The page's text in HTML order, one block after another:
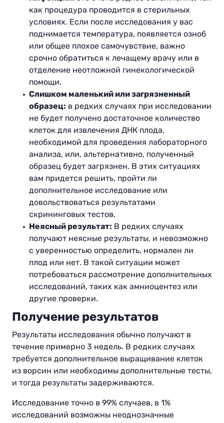
как процедура проводится в стерильных
условиях. Если после исследования у вас
поднимается температура, появляется озноб
или общее плохое самочувствие, важно
срочно обратиться к лечащему врачу или в
отделение неотложной гинекологической
помощи.
Слишком маленький или загрязненный
образец: в редких случаях при исследовании
не будет получено достаточное количество
клеток для извлечения ДНК плода,
необходимой для проведения лабораторного
анализа, или, альтернативно, полученный
образец будет загрязнен. В этих ситуациях
вам придется решить, пройти ли
дополнительное исследование или
довольствоваться результатами
скрининговых тестов.
Неясный результат: В редких случаях
получают неясные результаты, и невозможно
с уверенностью определить, нормален ли
плод или нет. В такой ситуации может
потребоваться рассмотрение дополнительных
исследований, таких как амниоцентез или
другие проверки.
Получение результатов
Результаты исследования обычно получают в
течение примерно 3 недель. В редких случаях
требуется дополнительное выращивание клеток
из ворсин или необходимы дополнительные тесты,
и тогда результаты задерживаются.
Исследование точно в 99% случаев, в 1%
исследований возможны неоднозначные